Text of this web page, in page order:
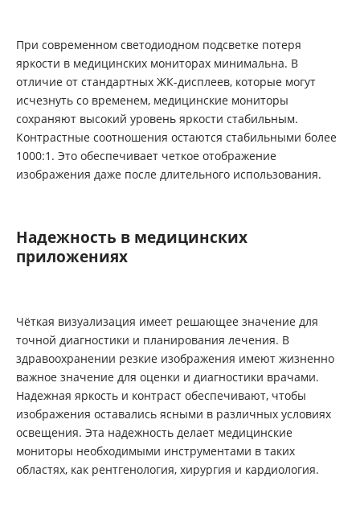
При современном светодиодном подсветке потеря
яркости в медицинских мониторах минимальна. В
отличие от стандартных ЖК-дисплеев, которые могут
исчезнуть со временем, медицинские мониторы
сохраняют высокий уровень яркости стабильным.
Контрастные соотношения остаются стабильными более
1000:1. Это обеспечивает четкое отображение
изображения даже после длительного использования.
Надежность в медицинских
приложениях
Чёткая визуализация имеет решающее значение для
точной диагностики и планирования лечения. В
здравоохранении резкие изображения имеют жизненно
важное значение для оценки и диагностики врачами.
Надежная яркость и контраст обеспечивают, чтобы
изображения оставались ясными в различных условиях
освещения. Эта надежность делает медицинские
мониторы необходимыми инструментами в таких
областях, как рентгенология, хирургия и кардиология.